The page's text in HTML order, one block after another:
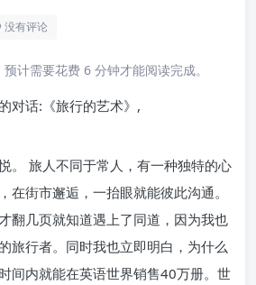
没有评论
计需要花费 6 分钟才能阅读完成。
对话:《旅行的艺术》,
。 旅人不同于常人，有一种独特的心
在街市邂逅，一抬眼就能彼此沟通。
翻几页就知道遇上了同道，因为我也
旅行者。同时我也立即明白，为什么
间内就能在英语世界销售40万册。世